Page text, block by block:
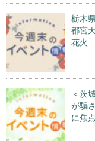
栃木
都宮
花火
＜茨
が騙
に焦点